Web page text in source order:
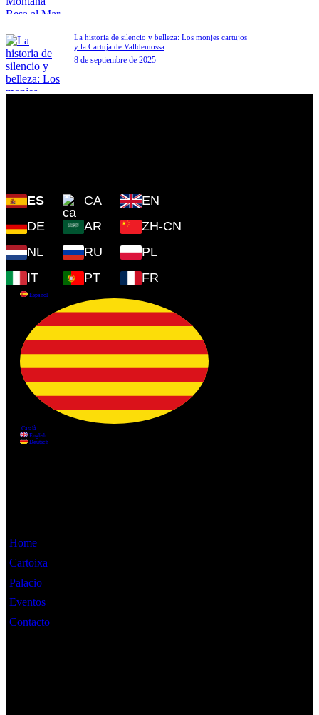
La historia de silencio y belleza: Los monjes cartujos
y la Cartuja de Valldemossa
8 de septiembre de 2025
ES CA
EN
DE
AR
ZH-CN
NL
RU
PL
IT
PT FR
Home
Cartoixa
Palacio
Eventos
Contacto